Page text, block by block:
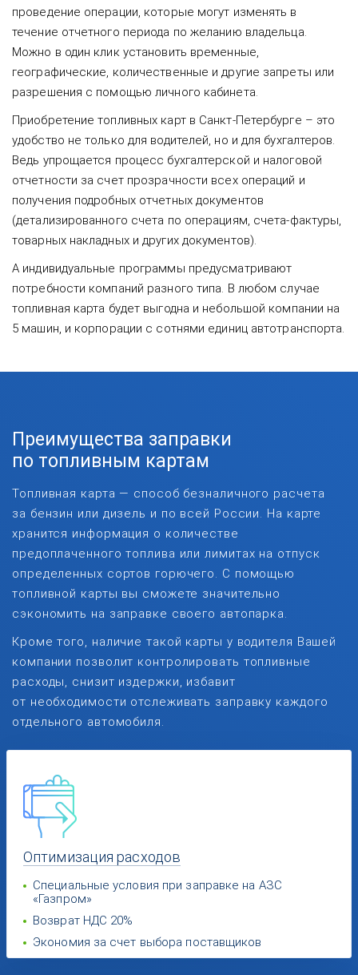
проведение операции, которые могут изменять в
течение отчетного периода по желанию владельца.
Можно в один клик установить временные,
географические, количественные и другие запреты или
разрешения с помощью личного кабинета.
Приобретение топливных карт в Санкт-Петербурге – это
удобство не только для водителей, но и для бухгалтеров.
Ведь упрощается процесс бухгалтерской и налоговой
отчетности за счет прозрачности всех операций и
получения подробных отчетных документов
(детализированного счета по операциям, счета-фактуры,
товарных накладных и других документов).
А индивидуальные программы предусматривают
потребности компаний разного типа. В любом случае
топливная карта будет выгодна и небольшой компании на
5 машин, и корпорации с сотнями единиц автотранспорта.
Преимущества заправки
по топливным картам
Топливная карта — способ безналичного расчета
за бензин или дизель и по всей России. На карте
хранится информация о количестве
предоплаченного топлива или лимитах на отпуск
определенных сортов горючего. С помощью
топливной карты вы сможете значительно
сэкономить на заправке своего автопарка.
Кроме того, наличие такой карты у водителя Вашей
компании позволит контролировать топливные
расходы, снизит издержки, избавит
от необходимости отслеживать заправку каждого
отдельного автомобиля.
Оптимизациярасходов
Специальные условия при заправке на АЗС
«Газпром»
Возврат НДС 20%
Экономия за счет выбора поставщиков